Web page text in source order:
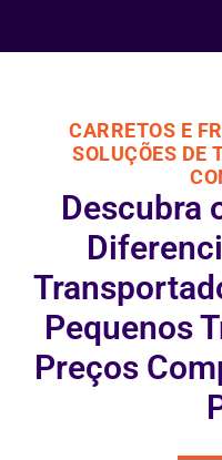
CARRETOS E
SOLUÇÕES DE
Descubra
Pequenos
Preços